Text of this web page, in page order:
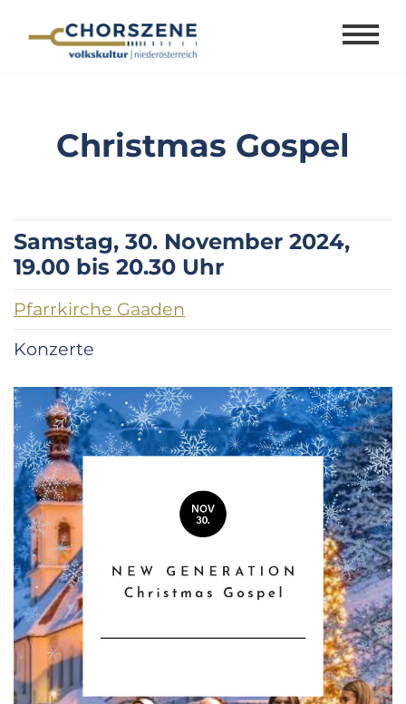
Christmas Gospel
Samstag, 30. November 2024,
19.00 bis 20.30 Uhr
Pfarrkirche Gaaden
Konzerte